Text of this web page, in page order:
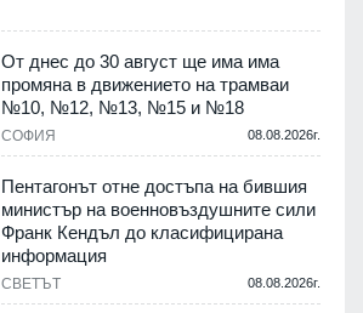
От днес до 30 август ще има има
промяна в движението на трамваи
№10, №12, №13, №15 и №18
СОФИЯ 08.08.2026г.
Пентагонът отне достъпа на бившия
министър на военновъздушните сили
Франк Кендъл до класифицирана
информация
СВЕТЪТ 08.08.2026г.